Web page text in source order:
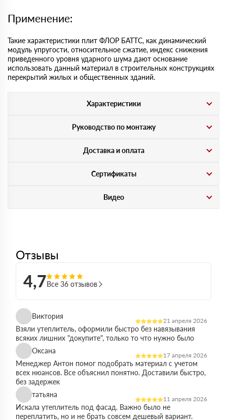
Применение:
Такие характеристики плит ФЛОР БАТТС, как динамический
модуль упругости, относительное сжатие, индекс снижения
приведенного уровня ударного шума дают основание
использовать данный материал в строительных конструкциях
перекрытий жилых и общественных зданий.
Характеристики
Руководство по монтажу
Доставка и оплата
Сертификаты
Видео
Отзывы
4,7Все 36 отзывов
Виктория
21 апреля 2026
Взяли утеплитель, оформили быстро без навязывания
всяких лишних "докупите", только то что нужно было
Оксана
17 апреля 2026
Менеджер Антон помог подобрать материал с учетом
всех нюансов. Все объяснил понятно. Доставили быстро,
без задержек
татьяна
11 апреля 2026
Искала утеплитель под фасад. Важно было не
переплатить, но и не брать совсем дешевый вариант.